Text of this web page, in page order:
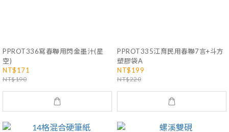
PPROT336寫春聯用閃金墨汁(星
空)
NT$171
NT$190
PPROT335江育民用春聯7言+斗方
塑膠袋A
NT$199
NT$220